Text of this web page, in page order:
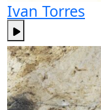
Ivan Torres